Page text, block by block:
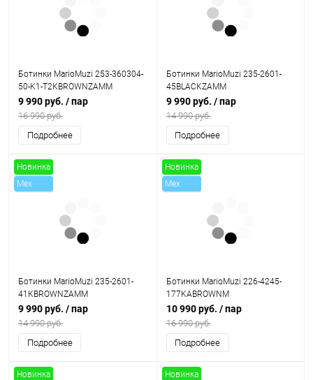
Ботинки MarioMuzi 253-360304-
50-K1-T2KBROWNZAMM
9 990 руб. / пар
16 990 руб.
Подробнее
Ботинки MarioMuzi 235-2601-
45BLACKZAMM
9 990 руб. / пар
14 990 руб.
Подробнее
Новинка
Mex
Ботинки MarioMuzi 235-2601-
41KBROWNZAMM
9 990 руб. / пар
14 990 руб.
Подробнее
Новинка
Mex
Ботинки MarioMuzi 226-4245-
177KABROWNM
10 990 руб. / пар
16 990 руб.
Подробнее
Новинка
Новинка